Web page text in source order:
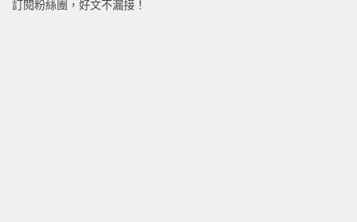
訂閱粉絲團，好文不漏接！